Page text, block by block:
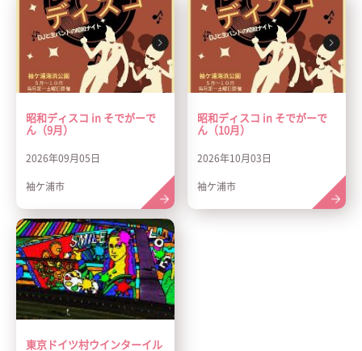
昭和ディスコ in そでがーで
ん（9月）
2026年09月05日
袖ケ浦市
昭和ディスコ in そでがーで
ん（10月）
2026年10月03日
袖ケ浦市
東京ドイツ村ウインターイル